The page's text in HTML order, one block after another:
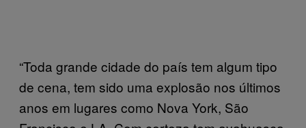
“Toda grande cidade do país tem algum tipo
de cena, tem sido uma explosão nos últimos
anos em lugares como Nova York, São